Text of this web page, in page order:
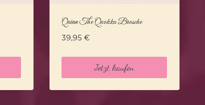
Quinn The Quokka Brosche
39,95€
Jetzt kaufen